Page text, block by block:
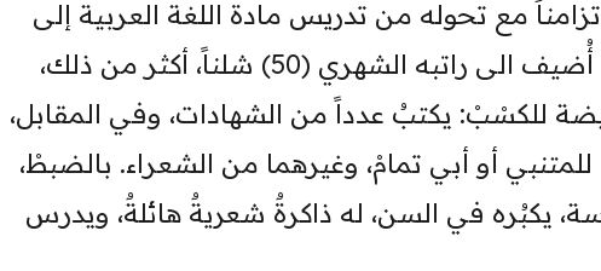
مع تحوله من تدريس مادة اللغة العربية إلى
تدريس الانكليزية، وفيما يشبه المكافأة، أُضيف الى راتبه الشهري (50) شلناً، أكثر من ذلك،
للكسْبْ: يكتبُ عدداً من الشهادات، وفي المقابل،
أو أبي تمامْ، وغيرهما من الشعراء. بالضبطْ،
يكبُره في السن، له ذاكرةٌ شعريةٌ هائلةٌ، ويدرس